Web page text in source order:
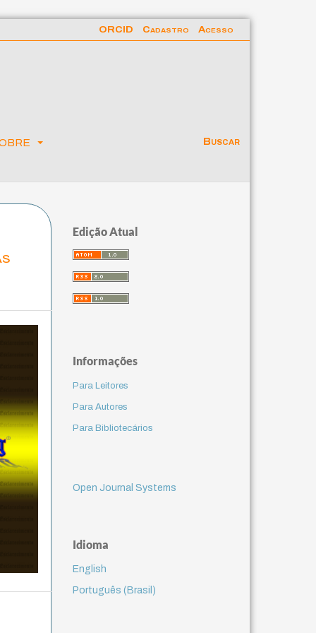
Buscar
ORCID Cadastro Acesso
Edição Atual
Informações
Para Leitores
Para Autores
Para Bibliotecários
Open Journal Systems
Idioma
English
Português (Brasil)